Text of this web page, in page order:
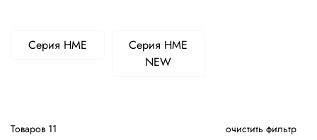
Серия HME
Серия HME
NEW
Товаров 11 очистить фильтр